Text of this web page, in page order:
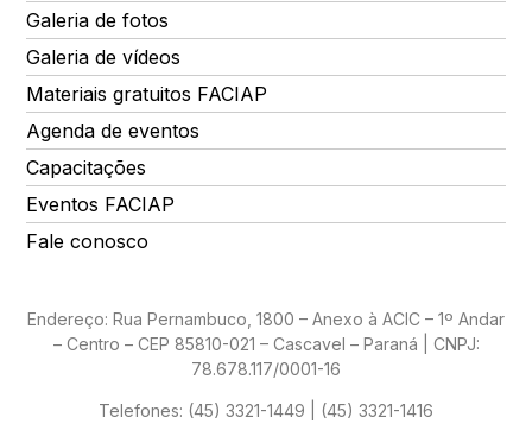
Galeria de fotos
Galeria de vídeos
Materiais gratuitos FACIAP
Agenda de eventos
Capacitações
Eventos FACIAP
Fale conosco
Endereço: Rua Pernambuco, 1800 – Anexo à ACIC – 1º Andar
– Centro – CEP 85810-021 – Cascavel – Paraná | CNPJ:
78.678.117/0001-16
Telefones: (45) 3321-1449 | (45) 3321-1416